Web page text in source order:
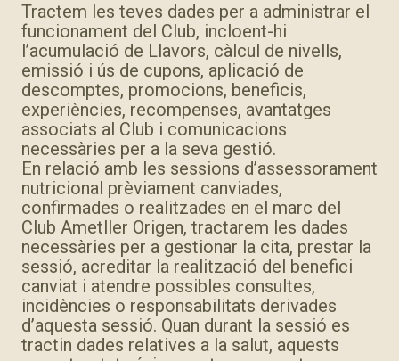
Tractem les teves dades per a administrar el
funcionament del Club, incloent-hi
l’acumulació de Llavors, càlcul de nivells,
emissió i ús de cupons, aplicació de
descomptes, promocions, beneficis,
experiències, recompenses, avantatges
associats al Club i comunicacions
necessàries per a la seva gestió.
En relació amb les sessions d’assessorament
nutricional prèviament canviades,
confirmades o realitzades en el marc del
Club Ametller Origen, tractarem les dades
necessàries per a gestionar la cita, prestar la
sessió, acreditar la realització del benefici
canviat i atendre possibles consultes,
incidències o responsabilitats derivades
d’aquesta sessió. Quan durant la sessió es
tractin dades relatives a la salut, aquests